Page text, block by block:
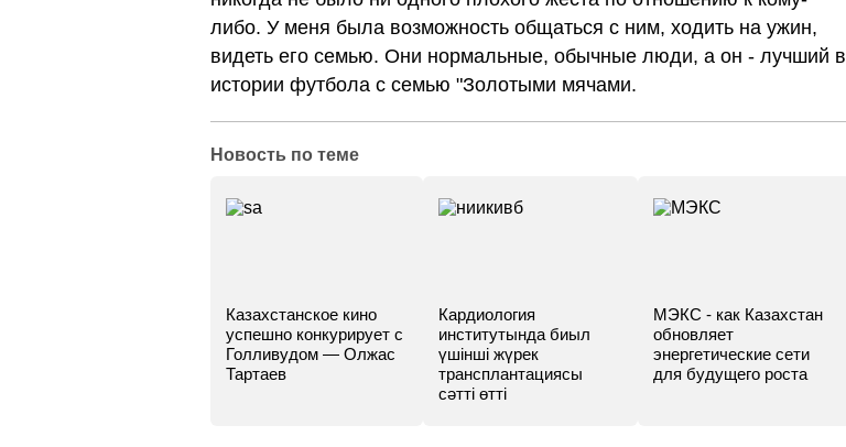
либо. У меня была возможность общаться с ним, ходить на ужин,
видеть его семью. Они нормальные, обычные люди, а он - лучший в
истории футбола с семью "Золотыми мячами.
Новость по теме
Казахстанское кино
успешно конкурирует с
Голливудом — Олжас
Тартаев
Кардиология
институтында биыл
үшінші жүрек
трансплантациясы
сәтті өтті
МЭКС - как Казахстан
обновляет
энергетические сети
для будущего роста